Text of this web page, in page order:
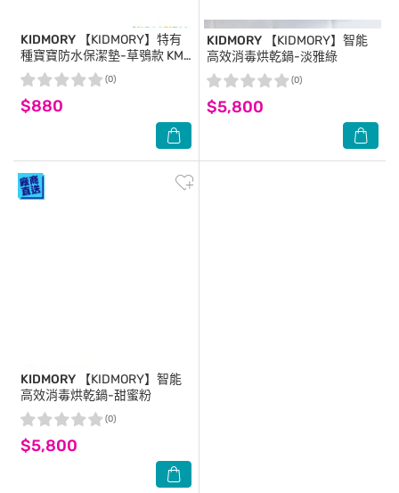
KIDMORY 【KIDMORY】特有
種寶寶防水保潔墊-草鴞款 KM-
535-GN
$880
(0)
KIDMORY 【KIDMORY】智能
高效消毒烘乾鍋-淡雅綠
$5,800
(0)
KIDMORY 【KIDMORY】智能
高效消毒烘乾鍋-甜蜜粉
$5,800
(0)